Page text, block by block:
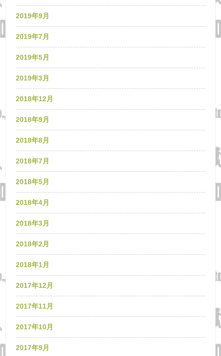
2019年9月
2019年7月
2019年5月
2019年3月
2018年12月
2018年9月
2018年8月
2018年7月
2018年5月
2018年4月
2018年3月
2018年2月
2018年1月
2017年12月
2017年11月
2017年10月
2017年9月